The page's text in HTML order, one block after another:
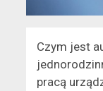
Czym jest
pracą